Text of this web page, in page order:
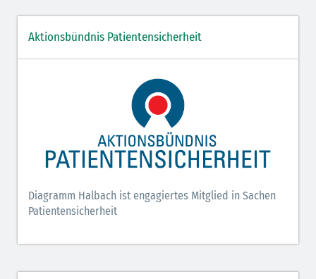
Aktionsbündnis Patientensicherheit
Diagramm Halbach ist engagiertes Mitglied in Sachen
Patientensicherheit